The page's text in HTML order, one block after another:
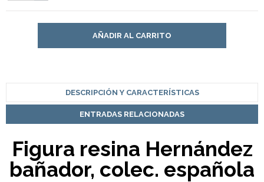
AÑADIR AL CARRITO
DESCRIPCIÓN Y CARACTERÍSTICAS
ENTRADAS RELACIONADAS
Figura resina Hernández
bañador, colec. española